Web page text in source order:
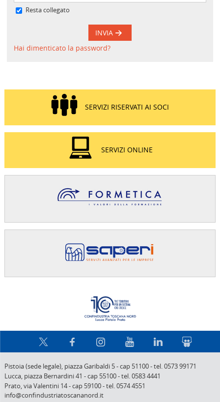
Resta collegato
INVIA
Hai dimenticato la password?
SERVIZI RISERVATI AI SOCI
SERVIZI ONLINE
Pistoia (sede legale), piazza Garibaldi 5-cap 51100-tel. 0573 99171
Lucca, piazza Bernardini 41 -cap 55100-tel. 0583 4441
Prato,via Valentini 14-cap 59100-tel. 0574 4551
info@confindustriatoscananord.it